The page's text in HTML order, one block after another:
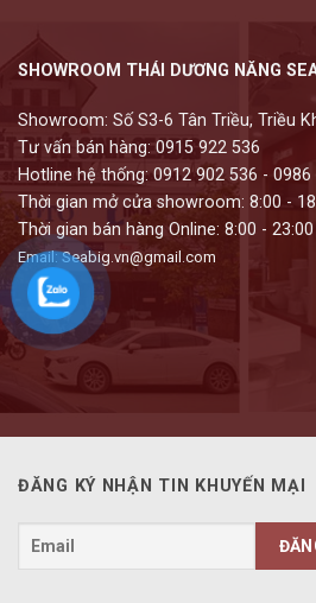
SHOWROOM THÁI DƯƠNG NĂNG
Showroom: Số S3-6 Tân Triều, Triều
Tư vấn bán hàng: 0915 922 536
Hotline hệ thống: 0912 902 536 - 0986
Thời gian mở cửa showroom: 8:00 -
Thời gian bán hàng Online: 8:00 - 23:00
Email: Seabig.vn@gmail.com
ĐĂNG KÝ NHẬN TIN KHUYẾN MẠI